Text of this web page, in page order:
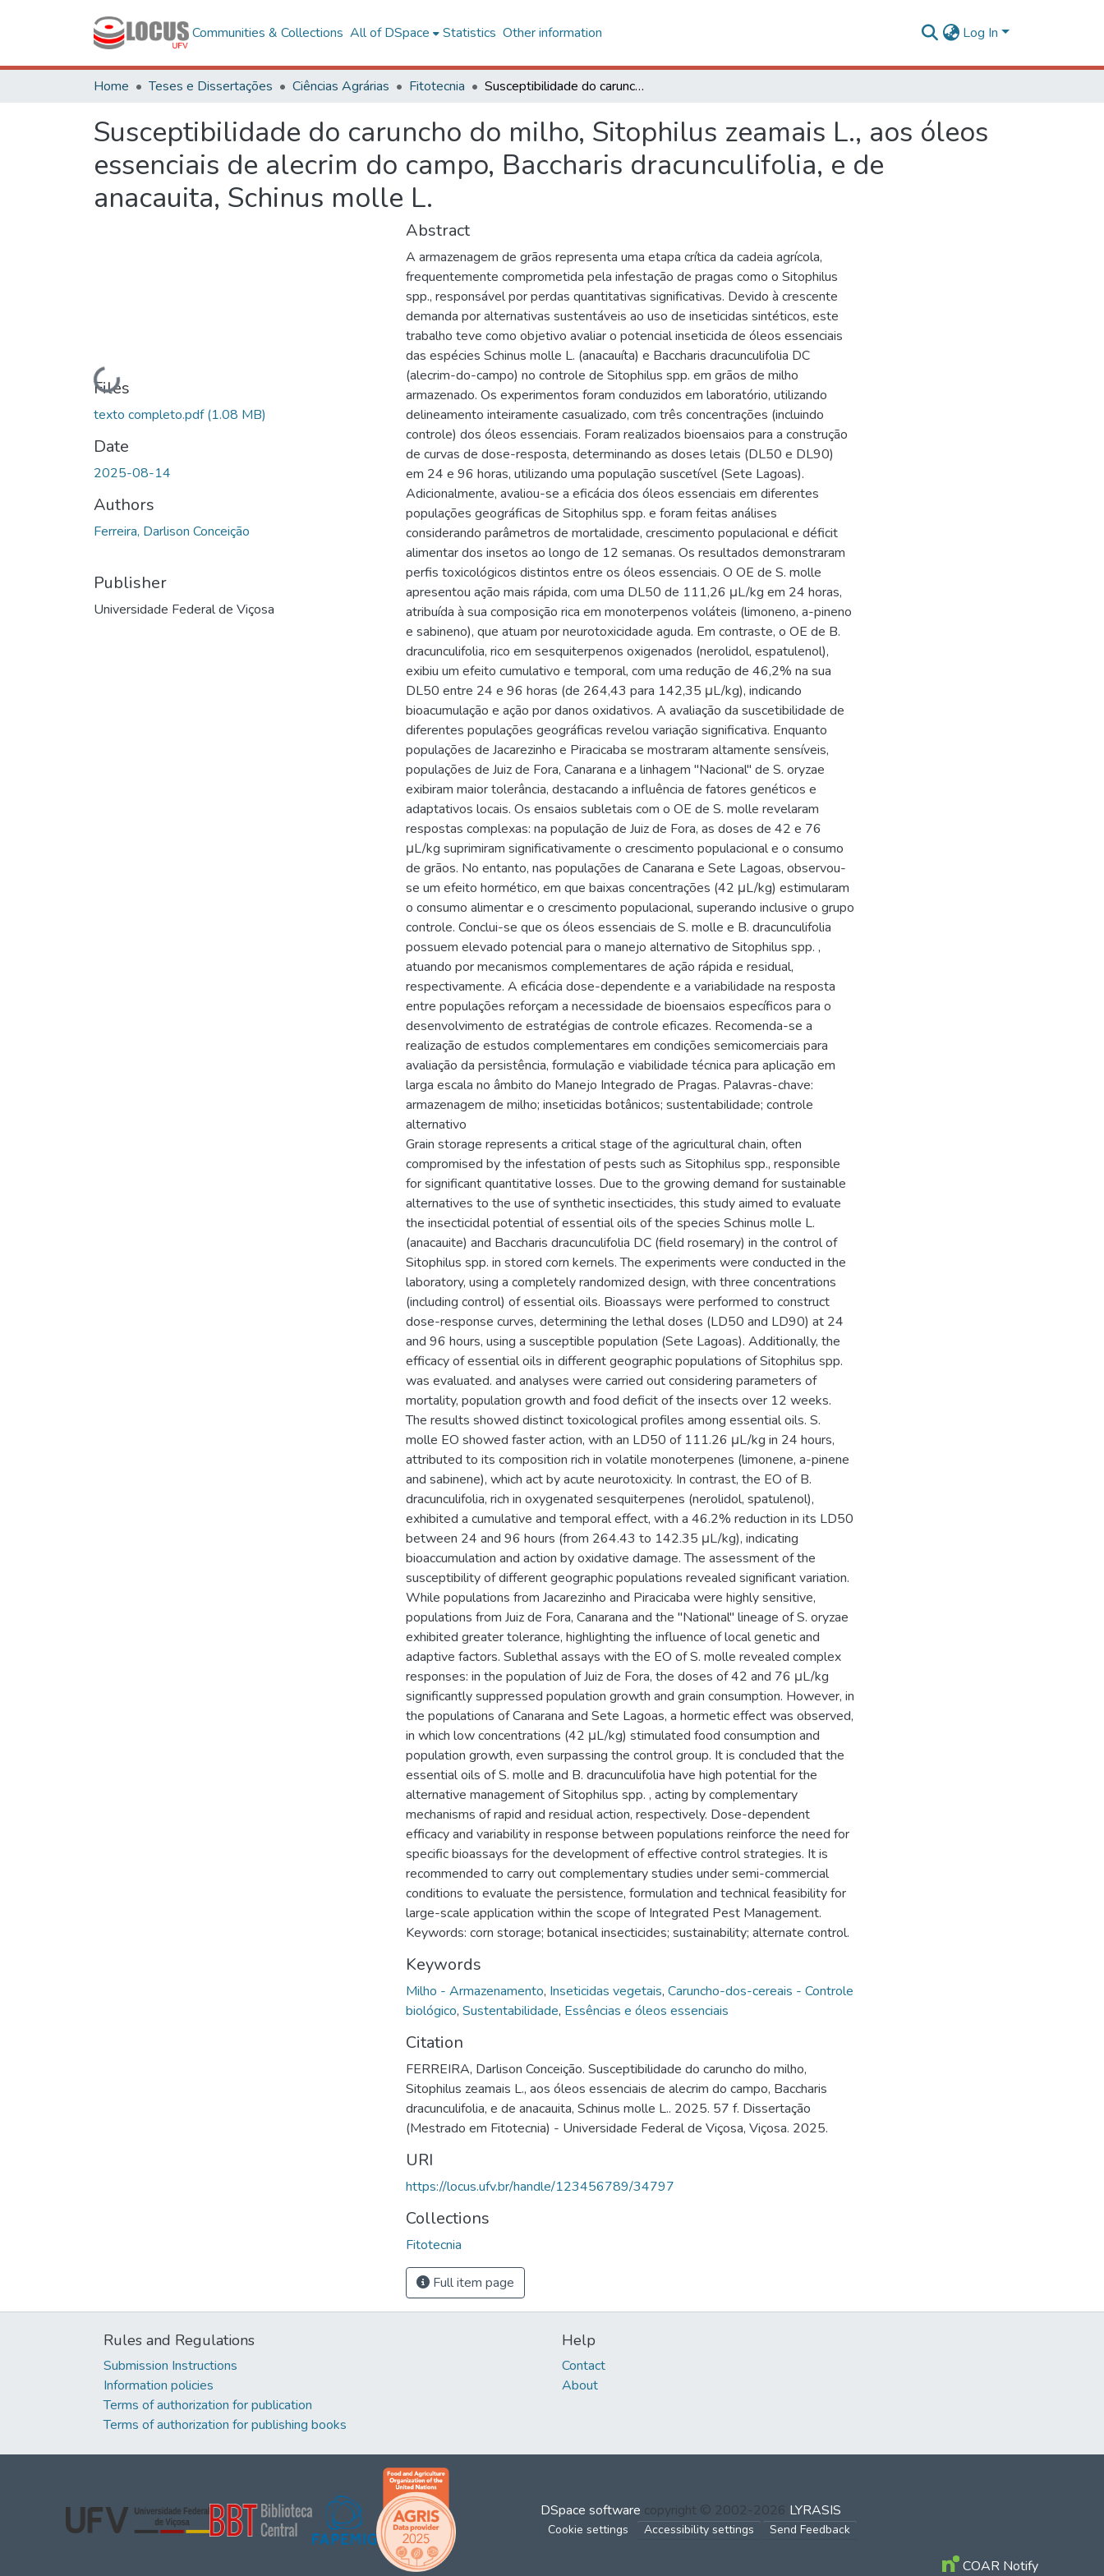
Communities & Collections All of DSpace Statistics Other information Log In
Home Teses e Dissertações Ciências Agrárias Fitotecnia Susceptibilidade do caruncho do milho, Sitophilus zeamais L., aos óleos essenciais de alecrim do campo, Baccharis dracunculifolia, e de anacauita, Schinus molle L.
Susceptibilidade do caruncho do milho, Sitophilus zeamais L., aos óleos
essenciais de alecrim do campo, Baccharis dracunculifolia, e de
anacauita, Schinus molle L.
Loading...
Files
texto completo.pdf(1.08 MB)
Date
2025-08-14
Authors
Ferreira, Darlison Conceição
Publisher
Universidade Federal de Viçosa
Abstract
A armazenagem de grãos representa uma etapa crítica da cadeia agrícola,
frequentemente comprometida pela infestação de pragas como o Sitophilus
spp., responsável por perdas quantitativas significativas. Devido à crescente
demanda por alternativas sustentáveis ao uso de inseticidas sintéticos, este
trabalho teve como objetivo avaliar o potencial inseticida de óleos essenciais
das espécies Schinus molle L. (anacauíta) e Baccharis dracunculifolia DC
(alecrim-do-campo) no controle de Sitophilus spp. em grãos de milho
armazenado. Os experimentos foram conduzidos em laboratório, utilizando
delineamento inteiramente casualizado, com três concentrações (incluindo
controle) dos óleos essenciais. Foram realizados bioensaios para a construção
de curvas de dose-resposta, determinando as doses letais (DL50 e DL90)
em 24 e 96 horas, utilizando uma população suscetível (Sete Lagoas).
Adicionalmente, avaliou-se a eficácia dos óleos essenciais em diferentes
populações geográficas de Sitophilus spp. e foram feitas análises
considerando parâmetros de mortalidade, crescimento populacional e déficit
alimentar dos insetos ao longo de 12 semanas. Os resultados demonstraram
perfis toxicológicos distintos entre os óleos essenciais. O OE de S. molle
apresentou ação mais rápida, com uma DL50 de 111,26 μL/kg em 24 horas,
atribuída à sua composição rica em monoterpenos voláteis (limoneno, a-pineno
e sabineno), que atuam por neurotoxicidade aguda. Em contraste, o OE de B.
dracunculifolia, rico em sesquiterpenos oxigenados (nerolidol, espatulenol),
exibiu um efeito cumulativo e temporal, com uma redução de 46,2% na sua
DL50 entre 24 e 96 horas (de 264,43 para 142,35 μL/kg), indicando
bioacumulação e ação por danos oxidativos. A avaliação da suscetibilidade de
diferentes populações geográficas revelou variação significativa. Enquanto
populações de Jacarezinho e Piracicaba se mostraram altamente sensíveis,
populações de Juiz de Fora, Canarana e a linhagem "Nacional" de S. oryzae
exibiram maior tolerância, destacando a influência de fatores genéticos e
adaptativos locais. Os ensaios subletais com o OE de S. molle revelaram
respostas complexas: na população de Juiz de Fora, as doses de 42 e 76
μL/kg suprimiram significativamente o crescimento populacional e o consumo
de grãos. No entanto, nas populações de Canarana e Sete Lagoas, observou-
se um efeito hormético, em que baixas concentrações (42 μL/kg) estimularam
o consumo alimentar e o crescimento populacional, superando inclusive o grupo
controle. Conclui-se que os óleos essenciais de S. molle e B. dracunculifolia
possuem elevado potencial para o manejo alternativo de Sitophilus spp. ,
atuando por mecanismos complementares de ação rápida e residual,
respectivamente. A eficácia dose-dependente e a variabilidade na resposta
entre populações reforçam a necessidade de bioensaios específicos para o
desenvolvimento de estratégias de controle eficazes. Recomenda-se a
realização de estudos complementares em condições semicomerciais para
avaliação da persistência, formulação e viabilidade técnica para aplicação em
larga escala no âmbito do Manejo Integrado de Pragas. Palavras-chave:
armazenagem de milho; inseticidas botânicos; sustentabilidade; controle
alternativo
Grain storage represents a critical stage of the agricultural chain, often
compromised by the infestation of pests such as Sitophilus spp., responsible
for significant quantitative losses. Due to the growing demand for sustainable
alternatives to the use of synthetic insecticides, this study aimed to evaluate
the insecticidal potential of essential oils of the species Schinus molle L.
(anacauite) and Baccharis dracunculifolia DC (field rosemary) in the control of
Sitophilus spp. in stored corn kernels. The experiments were conducted in the
laboratory, using a completely randomized design, with three concentrations
(including control) of essential oils. Bioassays were performed to construct
dose-response curves, determining the lethal doses (LD50 and LD90) at 24
and 96 hours, using a susceptible population (Sete Lagoas). Additionally, the
efficacy of essential oils in different geographic populations of Sitophilus spp.
was evaluated. and analyses were carried out considering parameters of
mortality, population growth and food deficit of the insects over 12 weeks.
The results showed distinct toxicological profiles among essential oils. S.
molle EO showed faster action, with an LD50 of 111.26 μL/kg in 24 hours,
attributed to its composition rich in volatile monoterpenes (limonene, a-pinene
and sabinene), which act by acute neurotoxicity. In contrast, the EO of B.
dracunculifolia, rich in oxygenated sesquiterpenes (nerolidol, spatulenol),
exhibited a cumulative and temporal effect, with a 46.2% reduction in its LD50
between 24 and 96 hours (from 264.43 to 142.35 μL/kg), indicating
bioaccumulation and action by oxidative damage. The assessment of the
susceptibility of different geographic populations revealed significant variation.
While populations from Jacarezinho and Piracicaba were highly sensitive,
populations from Juiz de Fora, Canarana and the "National" lineage of S. oryzae
exhibited greater tolerance, highlighting the influence of local genetic and
adaptive factors. Sublethal assays with the EO of S. molle revealed complex
responses: in the population of Juiz de Fora, the doses of 42 and 76 μL/kg
significantly suppressed population growth and grain consumption. However, in
the populations of Canarana and Sete Lagoas, a hormetic effect was observed,
in which low concentrations (42 μL/kg) stimulated food consumption and
population growth, even surpassing the control group. It is concluded that the
essential oils of S. molle and B. dracunculifolia have high potential for the
alternative management of Sitophilus spp. , acting by complementary
mechanisms of rapid and residual action, respectively. Dose-dependent
efficacy and variability in response between populations reinforce the need for
specific bioassays for the development of effective control strategies. It is
recommended to carry out complementary studies under semi-commercial
conditions to evaluate the persistence, formulation and technical feasibility for
large-scale application within the scope of Integrated Pest Management.
Keywords: corn storage; botanical insecticides; sustainability; alternate control.
Keywords
Milho - Armazenamento, Inseticidas vegetais, Caruncho-dos-cereais - Controle
biológico, Sustentabilidade, Essências e óleos essenciais
Citation
FERREIRA, Darlison Conceição. Susceptibilidade do caruncho do milho,
Sitophilus zeamais L., aos óleos essenciais de alecrim do campo, Baccharis
dracunculifolia, e de anacauita, Schinus molle L.. 2025. 57 f. Dissertação
(Mestrado em Fitotecnia) - Universidade Federal de Viçosa, Viçosa. 2025.
URI
https://locus.ufv.br/handle/123456789/34797
Collections
Fitotecnia
Full item page
Rules and Regulations
Submission Instructions
Information policies
Terms of authorization for publication
Terms of authorization for publishing books
Help
Contact
About
DSpace software copyright © 2002-2026 LYRASIS
Cookie settings Accessibility settings Send Feedback
COAR Notify